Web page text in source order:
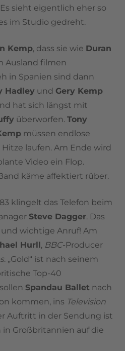
sieht eigentlich eher so
im Studio gedreht.
Kemp, dass sie wie Duran
Ausland filmen
in Spanien sind dann
Hadley und Gery Kemp
hat sich längst mit
überworfen. Tony
müssen endlose
laufen. Am Ende wird
Video ein Flop.
käme affektiert rüber.
klingelt das Telefon beim
Steve Dagger. Das
wichtige Anruf! Am
Hurll , BBC-Producer
. „Gold“ ist nach seinem
Top-40
Spandau Ballet nach
kommen, ins Television
Auftritt in der Sendung ist
Großbritannien auf die